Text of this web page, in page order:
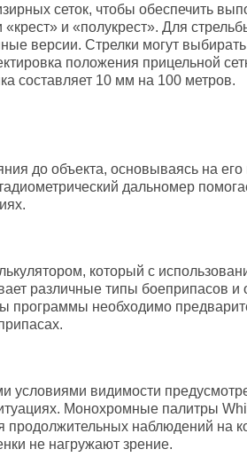
сеток, чтобы обеспечить
и «полукрест». Для
версии. Стрелки могут
положения прицельной
составляет 10 мм на 100 метров.
до объекта, основываясь на
дальномер
который с
различные типы боеприпасов
необходимо
условиями видимости
Монохромные палитры
наблюдений на
не нагружают зрение.